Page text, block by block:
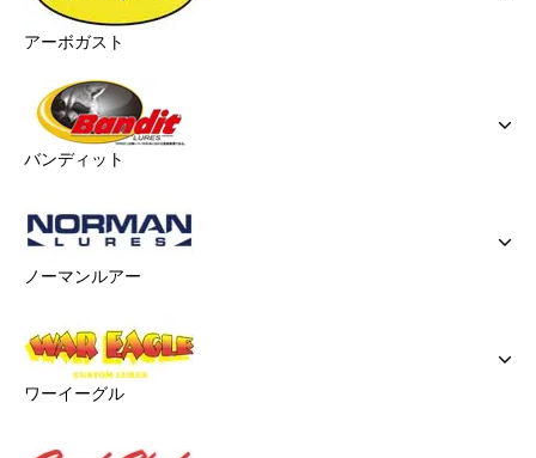
アーボガスト
バンディット
ノーマンルアー
ワーイーグル